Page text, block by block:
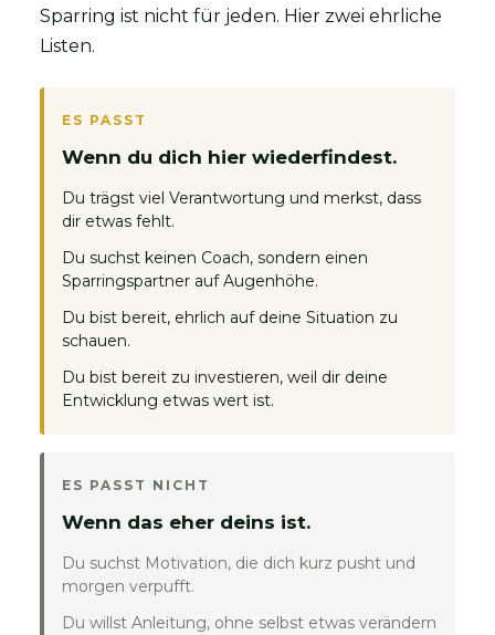
Sparring ist nicht für jeden. Hier zwei ehrliche
Listen.
ES PASST
Wenn du dich hier wiederfindest.
Du trägst viel Verantwortung und merkst, dass
dir etwas fehlt.
Du suchst keinen Coach, sondern einen
Sparringspartner auf Augenhöhe.
Du bist bereit, ehrlich auf deine Situation zu
schauen.
Du bist bereit zu investieren, weil dir deine
Entwicklung etwas wert ist.
ES PASST NICHT
Wenn das eher deins ist.
Du suchst Motivation, die dich kurz pusht und
morgen verpufft.
Du willst Anleitung, ohne selbst etwas verändern